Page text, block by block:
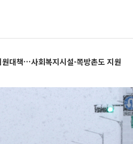
대책…사회복지시설·쪽방촌도 지원